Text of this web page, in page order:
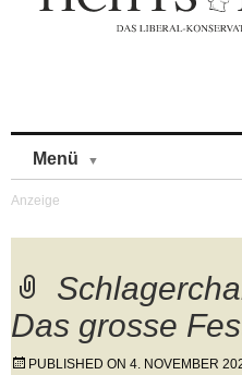
Menü
Das grosse
PUBLISHED ON 4. NOVEMBER